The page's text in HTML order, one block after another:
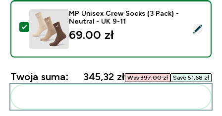
Wybierz ten produkt - MP Unisex Crew Socks (3
MP Unisex Crew Socks (3 Pack) -
Neutral - UK 9-11
69.00 zł‎
Twoja suma: 345,32 zł‎ Was 397,00 zł‎ Save 51,68 zł‎